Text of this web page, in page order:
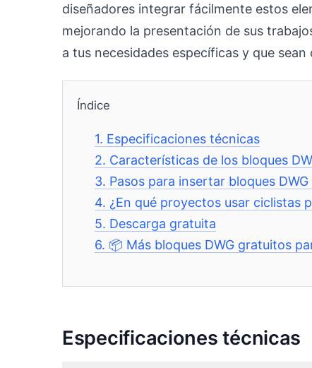
diseñadores integrar fácilmente estos
mejorando la presentación de sus
a tus necesidades específicas y que
Índice
1. Especificaciones técnicas
2. Características de los bloques
3. Pasos para insertar bloques
4. ¿En qué proyectos usar ciclistas
5. Descarga gratuita
6. 📦 Más bloques DWG gratuitos
Especificaciones técnicas